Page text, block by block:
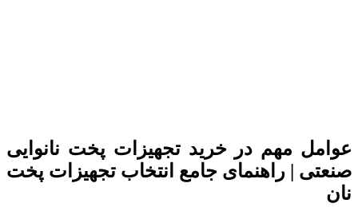
عوامل مهم در خریدتجهیزات پخت نانوایی
صنعتی | راهنمای جامع انتخاب تجهیزات پخت
نان